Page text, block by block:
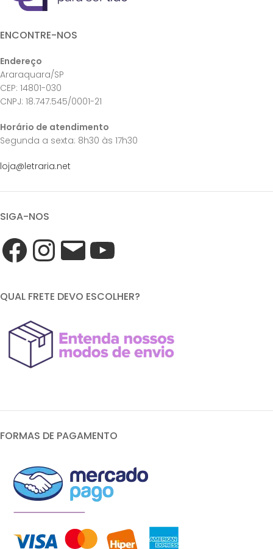
ENCONTRE-NOS
Endereço
Araraquara/SP
CEP: 14801-030
CNPJ: 18.747.545/0001-21
Horário de atendimento
Segunda a sexta: 8h30 às 17h30
loja@letraria.net
SIGA-NOS
QUAL FRETE DEVO ESCOLHER?
FORMAS DE PAGAMENTO